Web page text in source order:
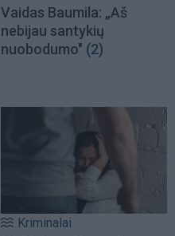
Vaidas Baumila: „Aš
nebijau santykių
nuobodumo" (2)
Kriminalai